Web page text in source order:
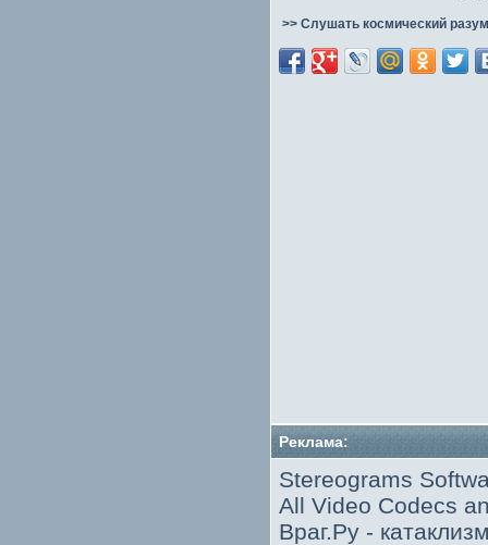
>> Слушать космический
Реклама:
Stereograms
All Video Codecs
Враг.Ру -